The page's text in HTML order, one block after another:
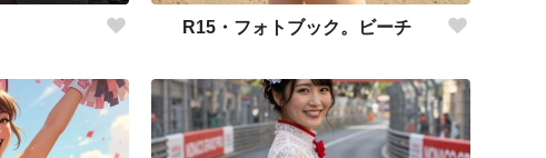
R15・フォトブック。ビーチ